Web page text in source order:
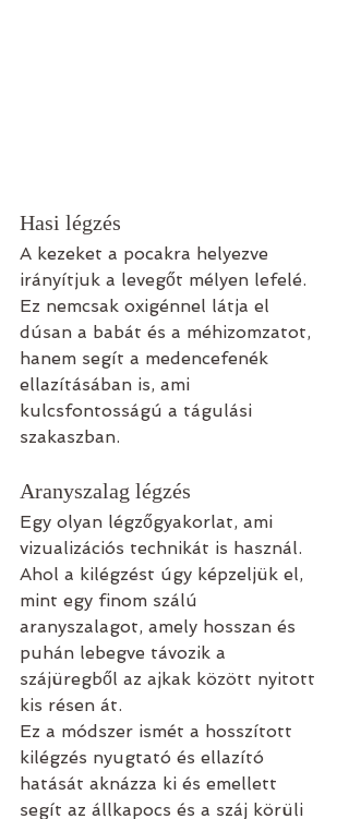
Hasi légzés
A kezeket a pocakra helyezve
irányítjuk a levegőt mélyen lefelé.
Ez nemcsak oxigénnel látja el
dúsan a babát és a méhizomzatot,
hanem segít a medencefenék
ellazításában is, ami
kulcsfontosságú a tágulási
szakaszban.
Aranyszalag légzés
Egy olyan légzőgyakorlat, ami
vizualizációs technikát is használ.
Ahol a kilégzést úgy képzeljük el,
mint egy finom szálú
aranyszalagot, amely hosszan és
puhán lebegve távozik a
szájüregből az ajkak között nyitott
kis résen át.
Ez a módszer ismét a hosszított
kilégzés nyugtató és ellazító
hatását aknázza ki és emellett
segít az állkapocs és a száj körüli